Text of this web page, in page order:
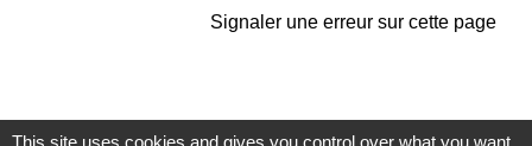
Signaler une erreur sur cette page
This site uses cookies and gives you control over what you want